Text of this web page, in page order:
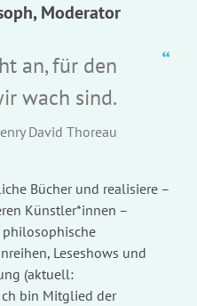
Moderator
an, für den
wach sind.
David Thoreau
Bücher und realisiere –
Künstler*innen –
Leseshows und
(aktuell:
bin Mitglied der